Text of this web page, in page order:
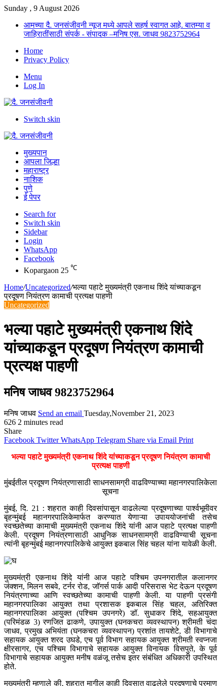
Sunday , 9 August 2026
आमच्या दै. जनसंजीवनी न्यूज मध्ये आपले सहर्ष स्वागत आहे. बातम्या व
जाहिरातींसाठी संपर्क - संपादक –मनिष एस. जाधव 9823752964
Home
Privacy Policy
Menu
Log In
Switch skin
मुख्यपान
आपला जिल्हा
महाराष्ट्र
नाशिक
पुणे
ई पेपर
Search for
Switch skin
Sidebar
Login
WhatsApp
Facebook
Kopargaon 25 ℃
Home/Uncategorized/भल्या पहाटे मुख्यमंत्री एकनाथ शिंदे यांच्याकडून
प्रदूषण नियंत्रण कामाची प्रत्यक्ष पाहणी
Uncategorized
भल्या पहाटे मुख्यमंत्री एकनाथ शिंदे
यांच्याकडून प्रदूषण नियंत्रण कामाची
प्रत्यक्ष पाहणी
मनिष जाधव 9823752964
मनिष जाधव Send an email Tuesday,November 21, 2023
626 2 minutes read
Share
Facebook Twitter WhatsApp Telegram Share via Email Print
भल्या पहाटे मुख्यमंत्री एकनाथ शिंदे यांच्याकडून प्रदूषण नियंत्रण कामाची
प्रत्यक्ष पाहणी
मुंबईतील प्रदूषण नियंत्रणासाठी साधनसामग्री वाढविण्याच्या महानगरपालिकेला
सूचना
मुंबई, दि. 21 : शहरात काही दिवसांपासून वाढलेल्या प्रदूषणाच्या पार्श्वभूमीवर
बृहन्मुंबई महानगरपालिकेमार्फत करण्यात येणाऱ्या उपाययोजनांची तसेच
स्वच्छतेच्या कामाची मुख्यमंत्री एकनाथ शिंदे यांनी आज पहाटे प्रत्यक्ष पाहणी
केली. प्रदूषण नियंत्रणासाठी आधुनिक साधनसामग्री वाढविण्याची सूचना
त्यांनी बृहन्मुंबई महानगरपालिकेचे आयुक्त इकबाल सिंह चहल यांना यावेळी केली.
मुख्यमंत्री एकनाथ शिंदे यांनी आज पहाटे पश्चिम उपनगरातील कलानगर
जंक्शन, मिलन सबवे, टर्नर रोड, जॉगर्स पार्क आदी परिसरास भेट देऊन प्रदूषण
नियंत्रणाच्या आणि स्वच्छतेच्या कामाची पाहणी केली. या पाहणी प्रसंगी
महानगरपालिका आयुक्त तथा प्रशासक इकबाल सिंह चहल, अतिरिक्त
महानगरपालिका आयुक्त (पश्चिम उपनगरे) डॉ. सुधाकर शिंदे, सहआयुक्त
(परिमंडळ 3) रणजित ढाकणे, उपायुक्त (घनकचरा व्यवस्थापन) श्रीमती चंदा
जाधव, प्रमुख अभियंता (घनकचरा व्यवस्थापन) प्रशांत तायशेटे, डी विभागाचे
सहायक आयुक्त शरद उघडे, एच पूर्व विभाग सहायक आयुक्त श्रीमती स्वप्नजा
क्षीरसागर, एच पश्चिम विभागाचे सहायक आयुक्त विनायक विसपुते, के पूर्व
विभागाचे सहायक आयुक्त मनीष वळंजू तसेच इतर संबंधित अधिकारी उपस्थित
होते.
मुख्यमंत्री म्हणाले की, शहरात मागील काही दिवसात वाढलेले प्रदूषणाचे प्रमाण